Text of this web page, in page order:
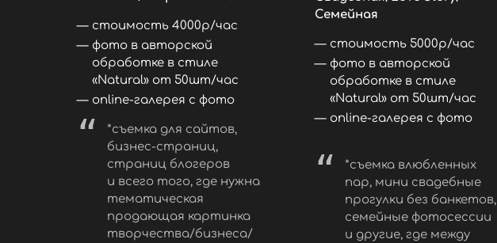
стоимость 4000р/час
фото в авторской
обработке в стиле
«Natural» от 50шт/час
online-галерея с фото
*съемка для сайтов,
бизнес-страниц,
страниц блогеров
и всего того, где нужна
тематическая
продающая картинка
творчества/бизнеса/
Семейная
стоимость 5000р/час
фото в авторской
обработке в стиле
«Natural» от 50шт/час
online-галерея с фото
*съемка влюбленных
пар, мини свадебные
прогулки без банкетов,
семейные фотосессии
и другие, где между